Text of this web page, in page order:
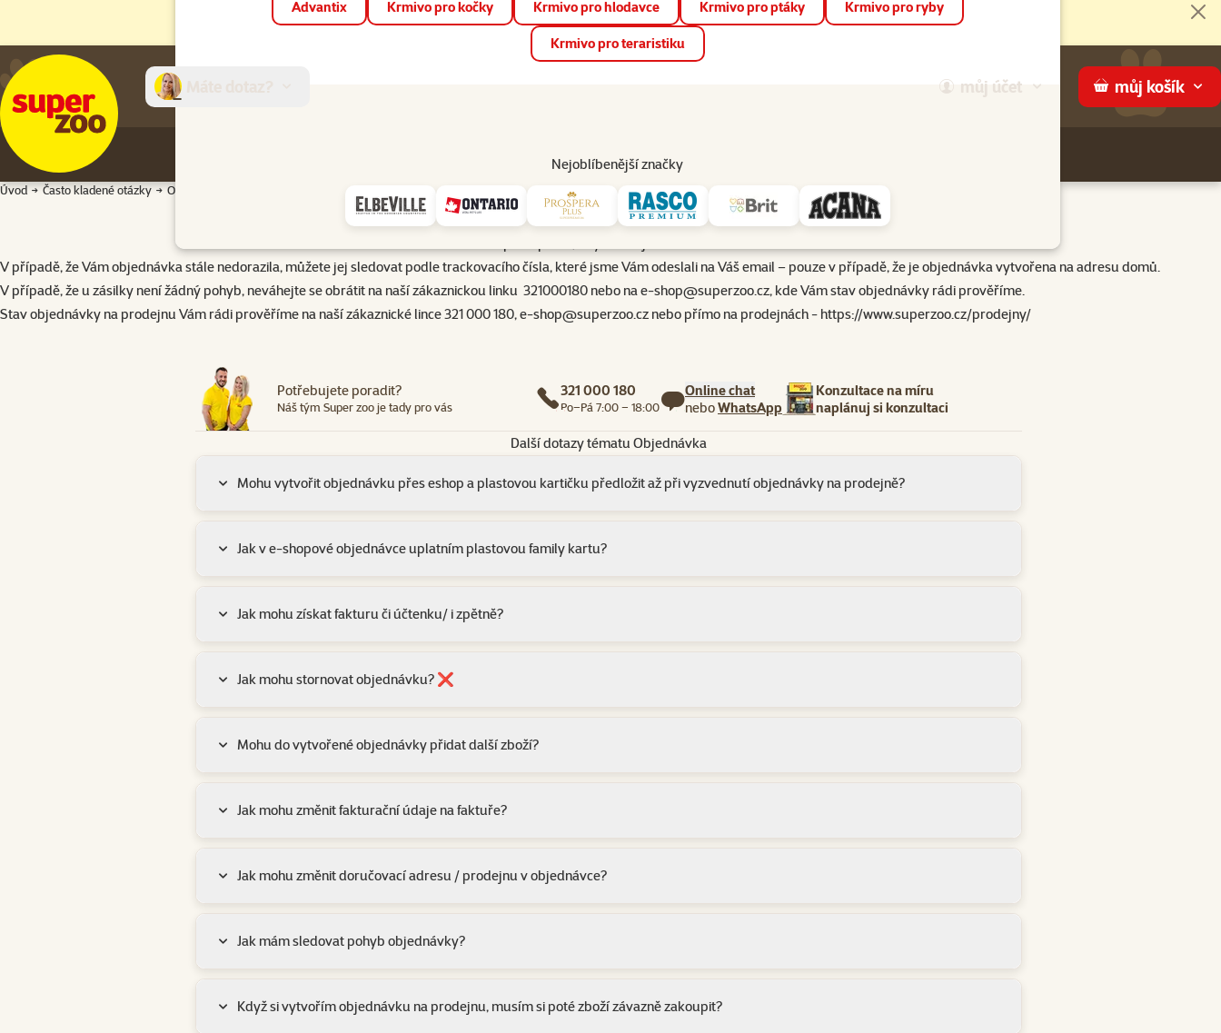
📱 Stáhněte si novou aplikaci Super zoo.Více informací
můj účet můj košík
Advantix Krmivo pro kočky Krmivo pro hlodavce Krmivo pro ptáky Krmivo pro ryby
Krmivo pro teraristiku
Nejoblíbenější značky
Prodejny Služby
Úvod Často kladené otázky Objednávka
V případě, že Vám objednávka stále nedorazila, můžete jej sledovat podle trackovacího čísla, které jsme Vám odeslali na Váš email – pouze v případě, že je objednávka vytvořena na adresu domů.
V případě, že u zásilky není žádný pohyb, neváhejte se obrátit na naší zákaznickou linku 321000180 nebo nae-shop@superzoo.cz, kde Vám stav objednávky rádi prověříme.
Stav objednávky na prodejnu Vám rádi prověříme na naší zákaznické lince 321 000 180,e-shop@superzoo.cz nebo přímo na prodejnách - https://www.superzoo.cz/prodejny/
Potřebujete poradit?
Náš tým Super zoo je tady pro vás
321 000 180
Po–Pá 7:00 – 18:00
Online chat
neboWhatsApp
Konzultace na míru
naplánuj si konzultaci
Další dotazy tématu Objednávka
Mohu vytvořit objednávku přes eshop a plastovou kartičku předložit až při vyzvednutí objednávky na prodejně?
Jak v e-shopové objednávce uplatním plastovou family kartu?
Jak mohu získat fakturu či účtenku/ i zpětně?
Jak mohu stornovat objednávku? ❌
Mohu do vytvořené objednávky přidat další zboží?
Jak mohu změnit fakturační údaje na faktuře?
Jak mohu změnit doručovací adresu / prodejnu v objednávce?
Jak mám sledovat pohyb objednávky?
Když si vytvořím objednávku na prodejnu, musím si poté zboží závazně zakoupit?